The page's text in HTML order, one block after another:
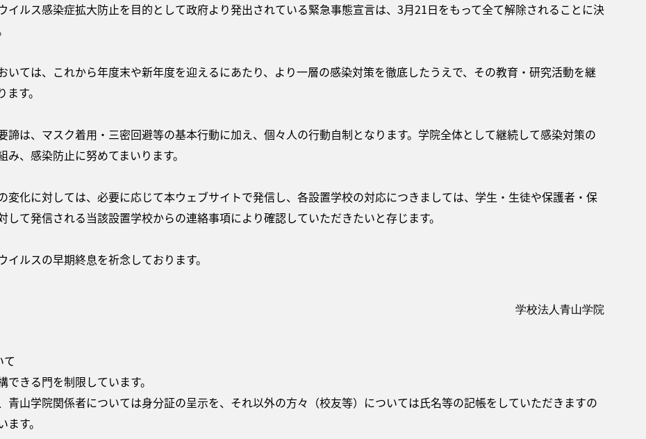
イルス感染症拡大防止を目的として政府より発出されている緊急事態宣言は、3月21日をもって全て解除されることに決
いては、これから年度末や新年度を迎えるにあたり、より一層の感染対策を徹底したうえで、その教育・研究活動を継
す。
諦は、マスク着用・三密回避等の基本行動に加え、個々人の行動自制となります。学院全体として継続して感染対策の
み、感染防止に努めてまいります。
変化に対しては、必要に応じて本ウェブサイトで発信し、各設置学校の対応につきましては、学生・生徒や保護者・保
して発信される当該設置学校からの連絡事項により確認していただきたいと存じます。
イルスの早期終息を祈念しております。
学校法人青山学院
て
できる門を制限しています。
青山学院関係者については身分証の呈示を、それ以外の方々（校友等）については氏名等の記帳をしていただきますの
す。